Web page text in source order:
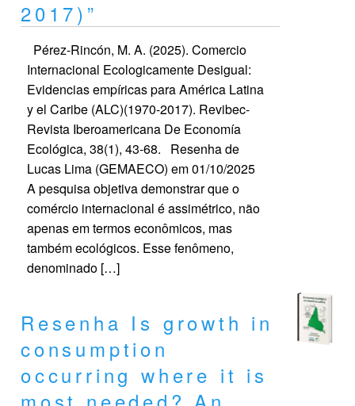
2017)”
Pérez-Rincón, M. A. (2025). Comercio
Internacional Ecologicamente Desigual:
Evidencias empíricas para América Latina
y el Caribe (ALC)(1970-2017). Revibec-
Revista Iberoamericana De Economía
Ecológica, 38(1), 43-68. Resenha de
Lucas Lima (GEMAECO) em 01/10/2025
A pesquisa objetiva demonstrar que o
comércio internacional é assimétrico, não
apenas em termos econômicos, mas
também ecológicos. Esse fenômeno,
denominado […]
Resenha Is growth in
consumption
occurring where it is